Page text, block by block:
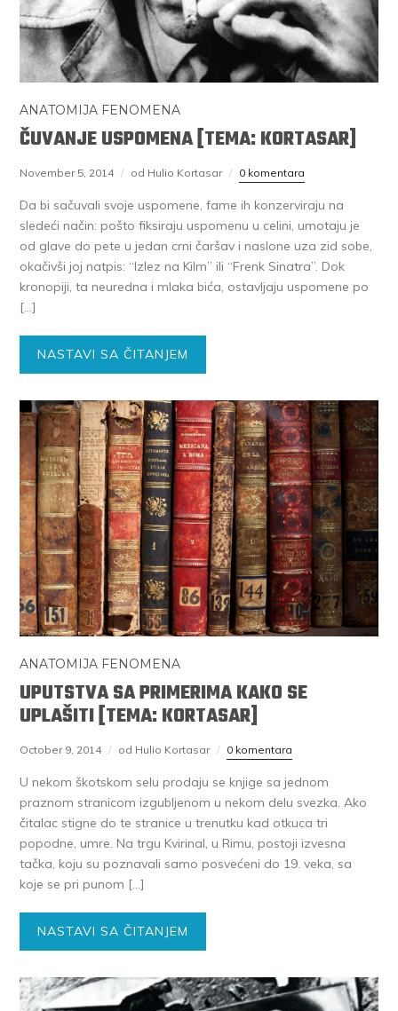
ANATOMIJA FENOMENA
ČUVANJE USPOMENA [TEMA: KORTASAR]
November 5, 2014 od Hulio Kortasar 0 komentara
Da bi sačuvali svoje uspomene, fame ih konzerviraju na
sledeći način: pošto fiksiraju uspomenu u celini, umotaju je
od glave do pete u jedan crni čaršav i naslone uza zid sobe,
okačivši joj natpis: “Izlez na Kilm” ili “Frenk Sinatra”. Dok
kronopiji, ta neuredna i mlaka bića, ostavljaju uspomene po
[…]
NASTAVI SA ČITANJEM
ANATOMIJA FENOMENA
UPUTSTVA SA PRIMERIMA KAKO SE
UPLAŠITI [TEMA: KORTASAR]
October 9, 2014 od Hulio Kortasar 0 komentara
U nekom škotskom selu prodaju se knjige sa jednom
praznom stranicom izgubljenom u nekom delu svezka. Ako
čitalac stigne do te stranice u trenutku kad otkuca tri
popodne, umre. Na trgu Kvirinal, u Rimu, postoji izvesna
tačka, koju su poznavali samo posvećeni do 19. veka, sa
koje se pri punom […]
NASTAVI SA ČITANJEM